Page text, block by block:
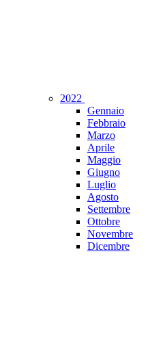
2022
Gennaio
Febbraio
Marzo
Aprile
Maggio
Giugno
Luglio
Agosto
Settembre
Ottobre
Novembre
Dicembre